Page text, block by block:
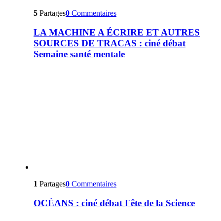
5 Partages0 Commentaires
LA MACHINE A ÉCRIRE ET AUTRES
SOURCES DE TRACAS : ciné débat
Semaine santé mentale
1 Partages0 Commentaires
OCÉANS : ciné débat Fête de la Science